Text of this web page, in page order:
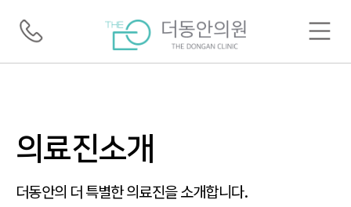
의료진소개
더동안의 더 특별한 의료진을 소개합니다.